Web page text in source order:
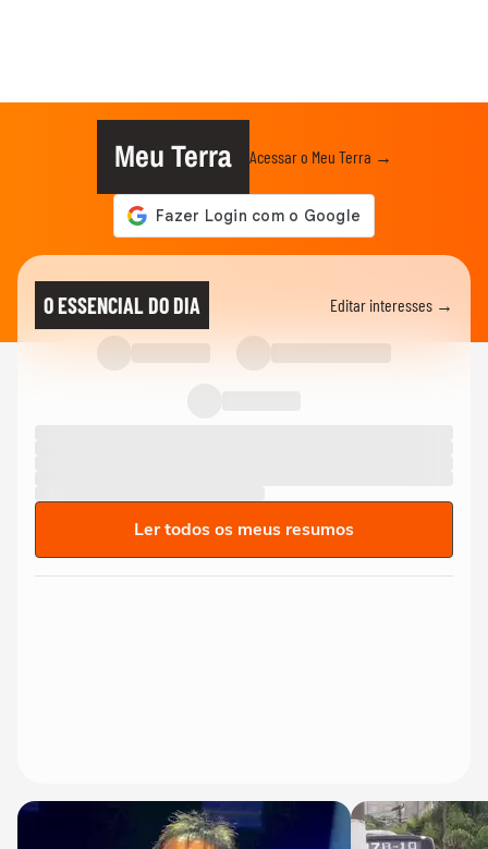
Meu Terra Acessar o Meu Terra →
O ESSENCIAL DO DIA Editar interesses →
Ler todos os meus resumos